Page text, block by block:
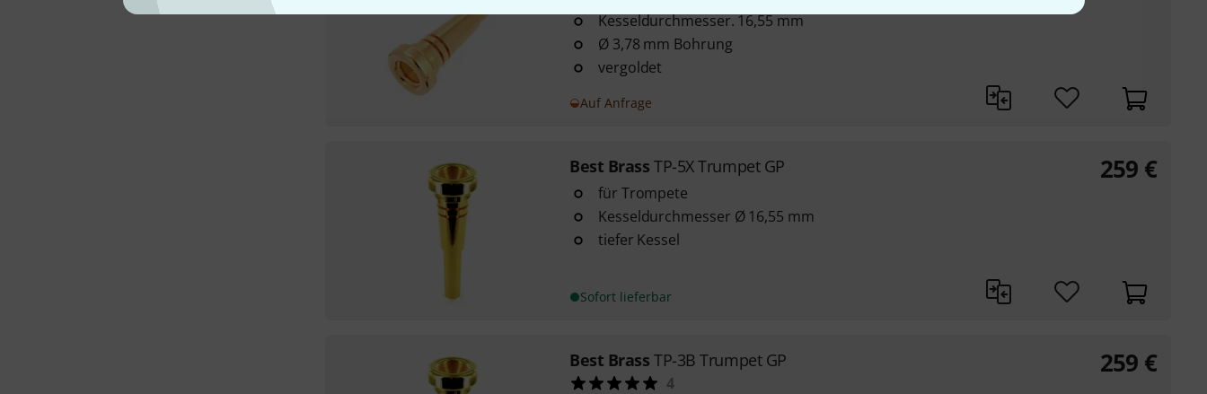
Kesseldurchmesser. 16,55 mm
Ø 3,78 mm Bohrung
vergoldet
Auf Anfrage
Best Brass TP-5X Trumpet GP
für Trompete
Kesseldurchmesser Ø 16,55 mm
tiefer Kessel
Sofort lieferbar
259 €
Best Brass TP-3B Trumpet GP
4
259 €